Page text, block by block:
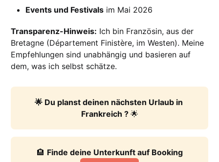
Events und Festivals im Mai 2026
Transparenz-Hinweis: Ich bin Französin, aus der
Bretagne (Département Finistère, im Westen). Meine
Empfehlungen sind unabhängig und basieren auf
dem, was ich selbst schätze.
🌟 Du planst deinen nächsten Urlaub in
Frankreich ? 🌟
🏨 Finde deine Unterkunft auf Booking